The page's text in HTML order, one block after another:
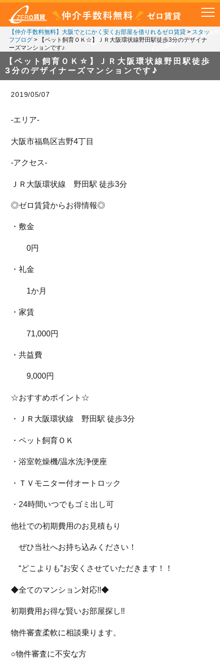
【仲介手数料無料】大阪でとにかく安くお部屋を借りれるゼロ賃貸> スタッ
フブログ>
【ペット飼育ＯＫ☆】ＪＲ大阪環状線野田駅徒歩3分のデザイナ
ーズマンションです♪
【ペット飼育ＯＫ☆】ＪＲ大阪環状線野田駅徒歩
3分のデザイナーズマンションです♪
2019/05/07
-エリア-
大阪市福島区吉野4丁目
-アクセス-
ＪＲ大阪環状線 野田駅 徒歩3分
◎ゼロ賃貸からお得情報◎
・敷金
0円
・礼金
1か月
・家賃
71,000円
・共益費
9,000円
☆おすすめポイント☆
・ＪＲ大阪環状線 野田駅 徒歩3分
・ペット飼育ＯＫ
・浴室乾燥機/温水洗浄便座
・ＴＶモニター付オートロック
・24時間いつでもゴミ出し可
他社での初期費用のお見積もり
ぜひ当社へお持ち込みください！
“どこよりも”お安くさせていただきます！！
◆全てのマンション対応!!◆
初期費用お得な賢いお部屋探し!!
物件審査柔軟に相談乗ります。
○物件審査に不安な方